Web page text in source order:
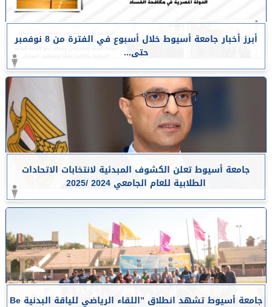
أبرز أخبار جامعة أسيوط خلال أسبوع في الفترة من 8 نوفمبر
حتى...
جامعة أسيوط تعلن الكشوف المبدئية لانتخابات الاتحادات
الطلابية للعام الجامعي 2024 /2025
جامعة أسيوط تشهد انطلاق ”اللقاء الرياضي للياقة البدنية Be